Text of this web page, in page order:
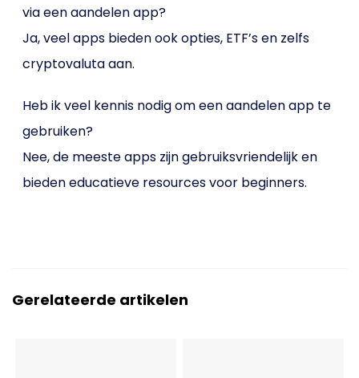
via een aandelen app?
Ja, veel apps bieden ook opties, ETF’s en zelfs
cryptovaluta aan.
Heb ik veel kennis nodig om een aandelen app te
gebruiken?
Nee, de meeste apps zijn gebruiksvriendelijk en
bieden educatieve resources voor beginners.
Gerelateerde artikelen